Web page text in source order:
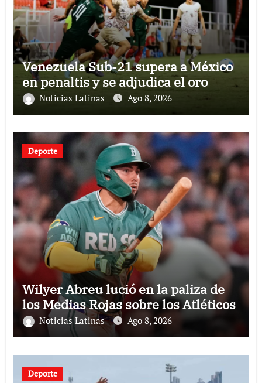
Venezuela Sub-21 supera a México
en penaltis y se adjudica el oro
Noticias Latinas Ago 8, 2026
Deporte
Wilyer Abreu lució en la paliza de
los Medias Rojas sobre los Atléticos
Noticias Latinas Ago 8, 2026
Deporte